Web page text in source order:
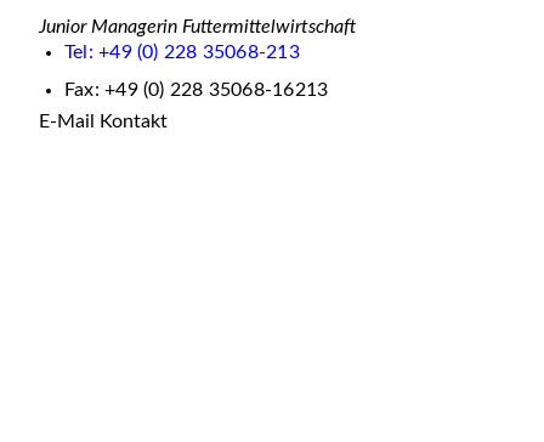
Junior Managerin Futtermittelwirtschaft
Tel: +49 (0) 228 35068-213
Fax: +49 (0) 228 35068-16213
E-Mail Kontakt